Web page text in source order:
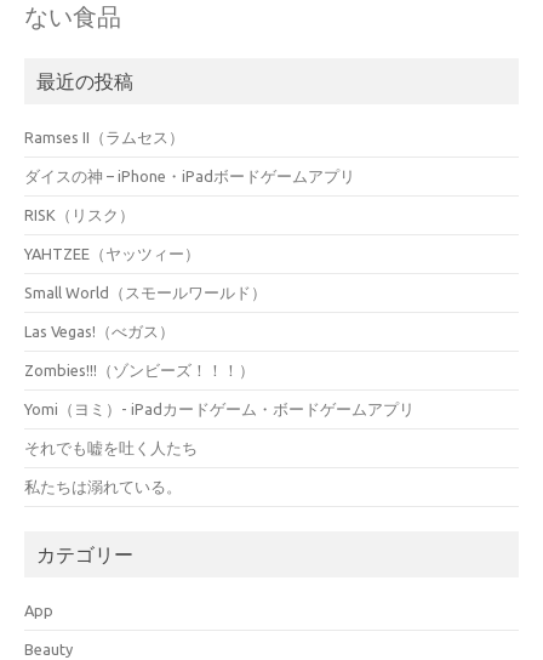
ない食品
最近の投稿
Ramses II（ラムセス）
ダイスの神 – iPhone・iPadボードゲームアプリ
RISK（リスク）
YAHTZEE（ヤッツィー）
Small World（スモールワールド）
Las Vegas!（べガス）
Zombies!!!（ゾンビーズ！！！）
Yomi（ヨミ）- iPadカードゲーム・ボードゲームアプリ
それでも嘘を吐く人たち
私たちは溺れている。
カテゴリー
App
Beauty